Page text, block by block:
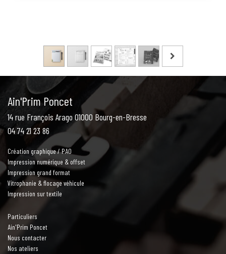
Ain'Prim Poncet
14 rue François Arago 01000 Bourg-en-Bresse
04 74 21 23 86
Création graphique / PAO
Impression numérique & offset
Impression grand format
Vitrophanie & flocage véhicule
Impression sur textile
Particuliers
Ain'Prim Poncet
Nous contacter
Nos ateliers